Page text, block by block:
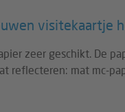
visitekaartje
zeer geschikt. De
reflecteren: mat mc-